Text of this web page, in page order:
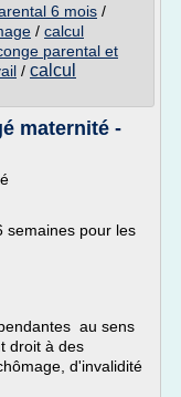
6 mois /
/ calcul
parental et
/ calcul
maternité -
semaines pour les
au sens
droit à des
d'invalidité